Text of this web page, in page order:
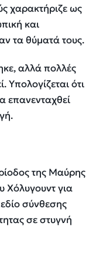
χαρακτήριζε ως
και
τα θύματά τους.
αλλά πολλές
Υπολογίζεται ότι
επανενταχθεί
της Μαύρης
Χόλυγουντ για
σύνθεσης
σε στυγνή